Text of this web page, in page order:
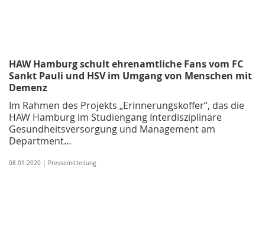
HAW Hamburg schult ehrenamtliche Fans vom FC
Sankt Pauli und HSV im Umgang von Menschen mit
Demenz
Im Rahmen des Projekts „Erinnerungskoffer“, das die
HAW Hamburg im Studiengang Interdisziplinäre
Gesundheitsversorgung und Management am
Department…
08.01.2020 | Pressemitteilung